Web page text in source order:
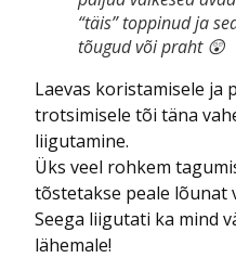
“täis” toppinud ja
tõugud või praht 😲
Laevas koristamisele ja
trotsimisele tõi täna
liigutamine.
Üks veel rohkem
tõstetakse peale lõunat
Seega liigutati ka mind
lähemale!